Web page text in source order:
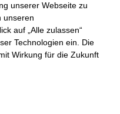
unserer Webseite zu
unseren
auf „Alle zulassen“
Technologien ein. Die
Wirkung für die Zukunft